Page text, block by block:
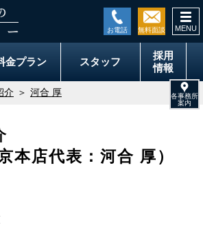
金プラン スタッフ
採用
情報
介 河合 厚
本店代表：河合 厚）